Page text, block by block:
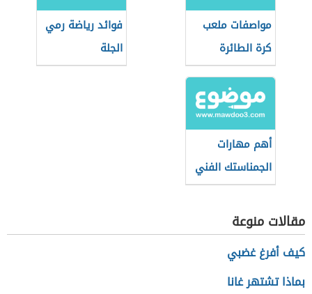
مواصفات ملعب
كرة الطائرة
الشاطئية
فوائد رياضة رمي
الجلة
أهم مهارات
الجمناستك الفني
مقالات منوعة
كيف أفرغ غضبي
بماذا تشتهر غانا